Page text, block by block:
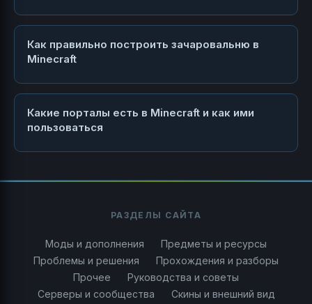
Как правильно построить зачаровальню в
Minecraft
Какие порталы есть в Minecraft и как ими
пользоваться
РАЗДЕЛЫ САЙТА
Моды и дополнения
Предметы и ресурсы
Проблемы и решения
Прохождения и разборы
Прочее
Руководства и советы
Серверы и сообщества
Скины и внешний вид